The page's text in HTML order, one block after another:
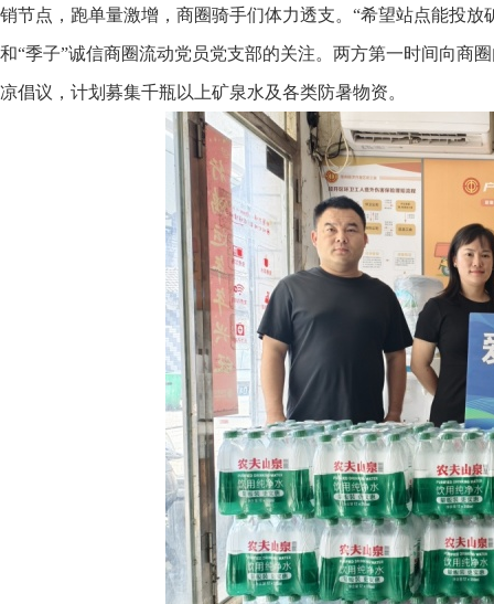
销节点，跑单量激增，商圈骑手们体力透支。“希望站点能投
和“季子”诚信商圈流动党员党支部的关注。两方第一时间向商
凉倡议，计划募集千瓶以上矿泉水及各类防暑物资。